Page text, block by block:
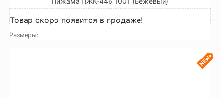
Товар скоро появится в продаже!
Размеры: